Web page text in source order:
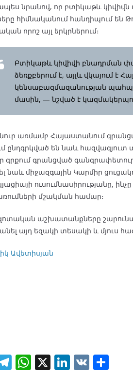
նրանով, որ բտիկաթև կիվիվն
հիմնականում հանդիպում են
որոշ այլ երկրներում։
Բտիկաթև կիվիվի բնադրման
ձեռքբերում է, այլև վկայում
կենսաբազմազանության
մասին, — նշված է
առմամբ Հայաստանում
ընդգրկված են նաև
գրքում գրանցված
նաև միջազգային Կարմիր
ուսումնասիրությանը,
մշակման համար։
աշխատանքները
այդ եզակի տեսակի և մյուս
Ավետիսյան
T W X Li V